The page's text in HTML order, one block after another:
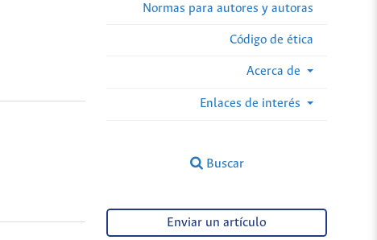
Normas para autores y autoras
Código de ética
Acerca de
Enlaces de interés
Buscar
Enviar un artículo